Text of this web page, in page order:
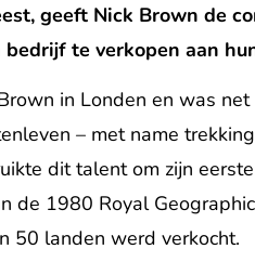
geeft Nick Brown de
te verkopen aan
in Londen en was
– met name
dit talent om zijn
de 1980 Royal
50 landen werd verkocht.